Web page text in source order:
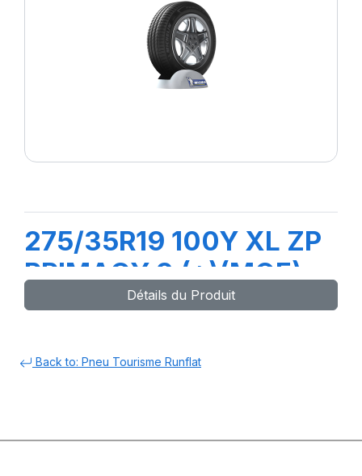
275/35R19 100Y XL ZP
PRIMACY 3 (*)(MOE)
Détails du Produit
Back to: Pneu Tourisme Runflat